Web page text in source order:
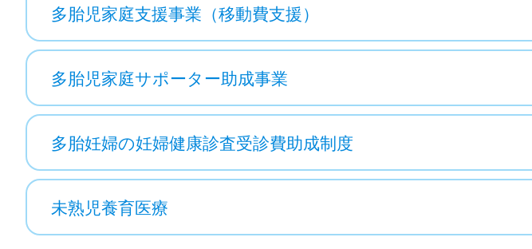
多胎児家庭支援事業（移動費支援）
多胎児家庭サポーター助成事業
多胎妊婦の妊婦健康診査受診費助成制度
未熟児養育医療